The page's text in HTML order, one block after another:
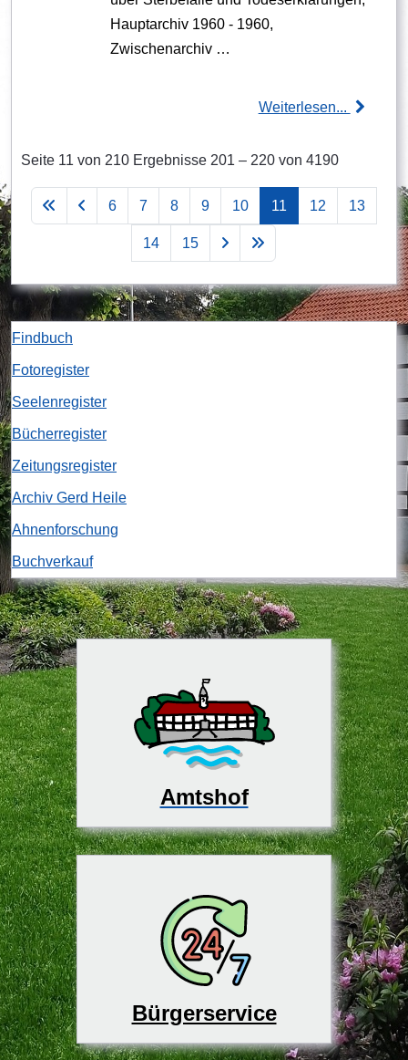
Hauptarchiv 1960 - 1960,
Zwischenarchiv …
Weiterlesen...
Seite 11 von 210 Ergebnisse 201 – 220 von 4190
6 7 8 9 10 11 12 13
14 15
Findbuch
Fotoregister
Seelenregister
Bücherregister
Zeitungsregister
Archiv Gerd Heile
Ahnenforschung
Buchverkauf
Amtshof
Bürgerservice